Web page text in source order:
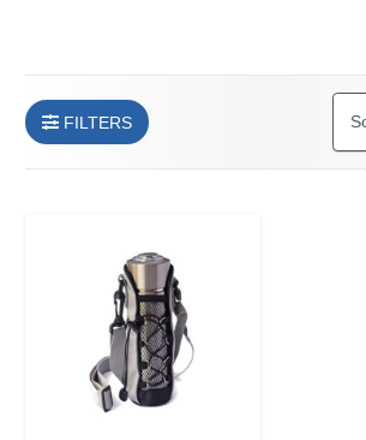
FILTERS